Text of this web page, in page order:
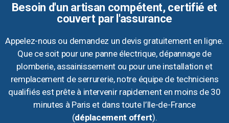
Besoin d'un artisan compétent, certifié et
couvert par l'assurance
Appelez-nous ou demandez un devis gratuitement en ligne.
Que ce soit pour une panne électrique, dépannage de
plomberie, assainissement ou pour une installation et
remplacement de serrurerie, notre équipe de techniciens
qualifiés est prête à intervenir rapidement en moins de 30
minutes à Paris et dans toute l’Ile-de-France
(déplacement offert).